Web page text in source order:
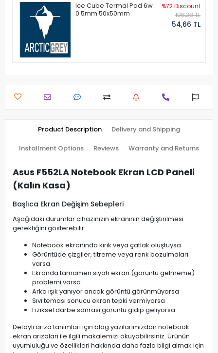
Ice Cube Termal Pad 6w
0.5mm 50x50mm
%72 Discount
198,38 TL
54,66 TL
Product Description Delivery and Shipping
Installment Options Reviews Warranty and Returns
Asus F552LA Notebook Ekran LCD Paneli
(Kalın Kasa)
Başlıca Ekran Değişim Sebepleri
Aşağıdaki durumlar cihazınızın ekranının değiştirilmesi
gerektiğini gösterebilir:
Notebook ekranında kırık veya çatlak oluştuysa
Görüntüde çizgiler, titreme veya renk bozulmaları
varsa
Ekranda tamamen siyah ekran (görüntü gelmeme)
problemi varsa
Arka ışık yanıyor ancak görüntü görünmüyorsa
Sıvı teması sonucu ekran tepki vermiyorsa
Fiziksel darbe sonrası görüntü gidip geliyorsa
Detaylı arıza tanımları için blog yazılarımızdan notebook
ekran arızaları ile ilgili makalemizi okuyabilirsiniz. Ürünün
uyumluluğu ve özellikleri hakkında daha fazla bilgi almak için